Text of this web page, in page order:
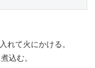
れて火にかける。
込む。